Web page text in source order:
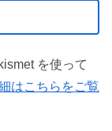
を使って
はこちらをご覧